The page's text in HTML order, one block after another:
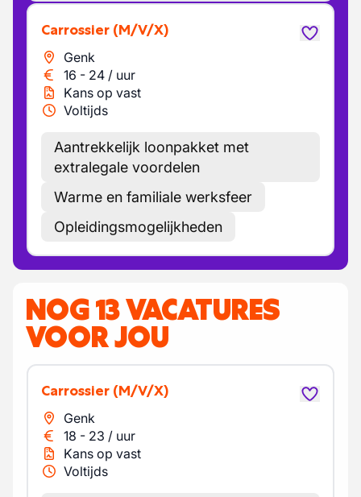
Carrossier (M/V/X)
Genk
16 - 24 / uur
Kans op vast
Voltijds
Aantrekkelijk loonpakket met
extralegale voordelen
Warme en familiale werksfeer
Opleidingsmogelijkheden
NOG 13 VACATURES
VOOR JOU
Carrossier (M/V/X)
Genk
18 - 23 / uur
Kans op vast
Voltijds